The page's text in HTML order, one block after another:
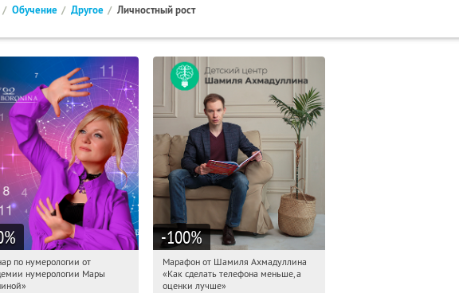
Обучение Другое Личностный рост
%
Получили:
по нумерологии от
нумерологии Мары
-100%
01:34:12 Получили:25
Россия
Марафон от Шамиля Ахмадуллина
«Как сделать телефона меньше, а
оценки лучше»